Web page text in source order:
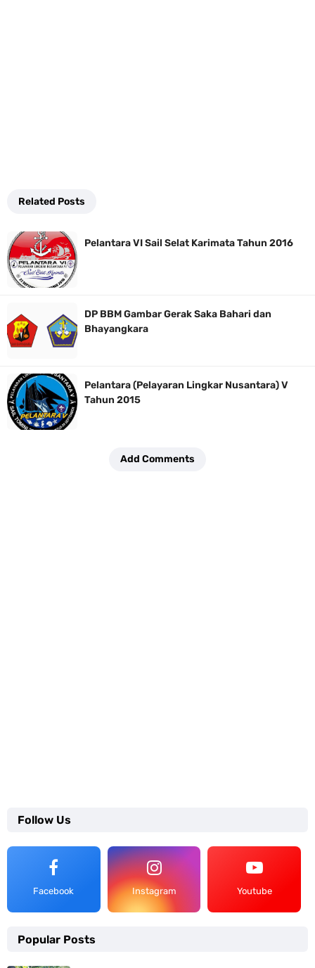
Related Posts
Pelantara VI Sail Selat Karimata Tahun 2016
DP BBM Gambar Gerak Saka Bahari dan
Bhayangkara
Pelantara (Pelayaran Lingkar Nusantara) V
Tahun 2015
Add Comments
Follow Us
Facebook Instagram Youtube
Popular Posts